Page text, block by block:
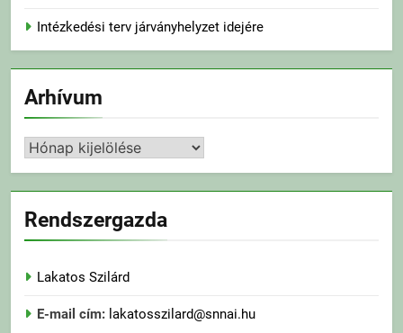
Intézkedési terv járványhelyzet idejére
Arhívum
Arhívum
Rendszergazda
Lakatos Szilárd
E-mail cím: lakatosszilard@snnai.hu